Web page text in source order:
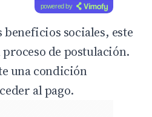
powered by
sociales, este
de postulación.
una condición
al pago.